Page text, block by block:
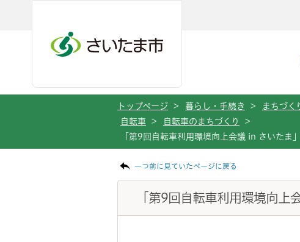
トップページ > 暮らし・手続き > まちづく
自転車
> 自転車のまちづくり
>
「第9回自転車利用環境向上会議 in さいたま
一つ前に見ていたページに戻る
「第9回自転車利用環境向上